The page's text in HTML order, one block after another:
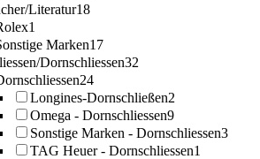
Literatur18
1
Marken17
Dornschliessen32
24
Longines-Dornschließen2
Omega - Dornschliessen9
Sonstige Marken - Dornschliessen3
TAG Heuer - Dornschliessen1